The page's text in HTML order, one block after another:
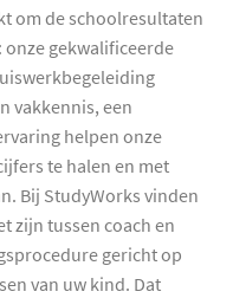
om de schoolresultaten
onze gekwalificeerde
vakkennis, een
helpen onze
te halen en met
Bij StudyWorks vinden
zijn tussen coach en
gericht op
van uw kind. Dat